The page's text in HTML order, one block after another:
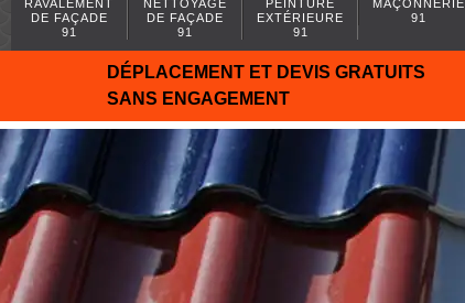
RAVALEMENT
DE FAÇADE
91
NETTOYAGE
DE FAÇADE
91
PEINTURE
EXTÉRIEURE
91
MAÇONNERIE
91
DÉPLACEMENT ET DEVIS GRATUITS
SANS ENGAGEMENT